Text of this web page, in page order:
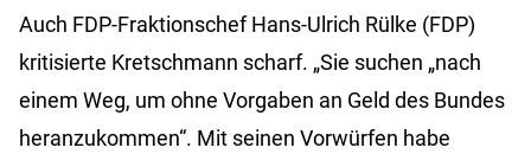
Auch FDP-Fraktionschef Hans-Ulrich Rülke (FDP)
kritisierte Kretschmann scharf. „Sie suchen „nach
einem Weg, um ohne Vorgaben an Geld des Bundes
heranzukommen“. Mit seinen Vorwürfen habe